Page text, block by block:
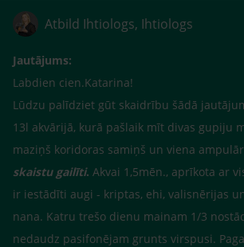
Atbild Ihtiologs, Ihtiologs
Jautājums:
Labdien cien.Katarina!
Lūdzu palīdziet gūt skaidrību šādā
13l akvārijā, kurā pašlaik mīt divas gupiju
maziņš koridoras samiņš un viena
skaistu gailīti. Akvai 1,5mēn., aprīkota ar
ir iestādīti augi - kriptas, ehi, valisnērijas
nana. Katru trešo dienu mainam 1/3
nedaudz pasifonējam grunts virspusi.